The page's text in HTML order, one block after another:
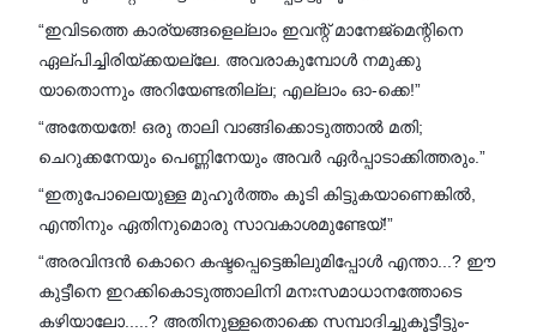
“ഇവിടത്തെ കാര്യങ്ങളെല്ലാം ഇവന്റ് മാനേജ്മെന്റിനെ
ഏല്പിച്ചിരിയ്ക്കയല്ലേ. അവരാകുമ്പോൾ നമുക്കു
യാതൊന്നും അറിയേണ്ടതില്ല; എല്ലാം ഓ-ക്കെ!”
“അതേയതേ! ഒരു താലി വാങ്ങിക്കൊടുത്താൽ മതി;
ചെറുക്കനേയും പെണ്ണിനേയും അവർ ഏർപ്പാടാക്കിത്തരും.”
“ഇതുപോലെയുള്ള മുഹൂർത്തം കൂടി കിട്ടുകയാണെങ്കിൽ,
എന്തിനും ഏതിനുമൊരു സാവകാശമുണ്ടേയ്!”
“അരവിന്ദൻ കൊറെ കഷ്ടപ്പെട്ടെങ്കിലുമിപ്പോൾ എന്താ...? ഈ
കുട്ടീനെ ഇറക്കികൊടുത്താലിനി മനഃസമാധാനത്തോടെ
കഴിയാലോ.....? അതിനുള്ളതൊക്കെ സമ്പാദിച്ചുകൂട്ടീട്ടും-